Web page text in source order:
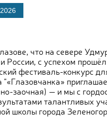
что на севере
России, с успехом
фестиваль‑конкурс
"«Глазовчанка»
заочная) — и мы с
талантливых
школы города